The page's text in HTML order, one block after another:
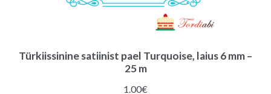
Türkiissinine satiinist pael Turquoise, laius 6 mm –
25 m
1.00€